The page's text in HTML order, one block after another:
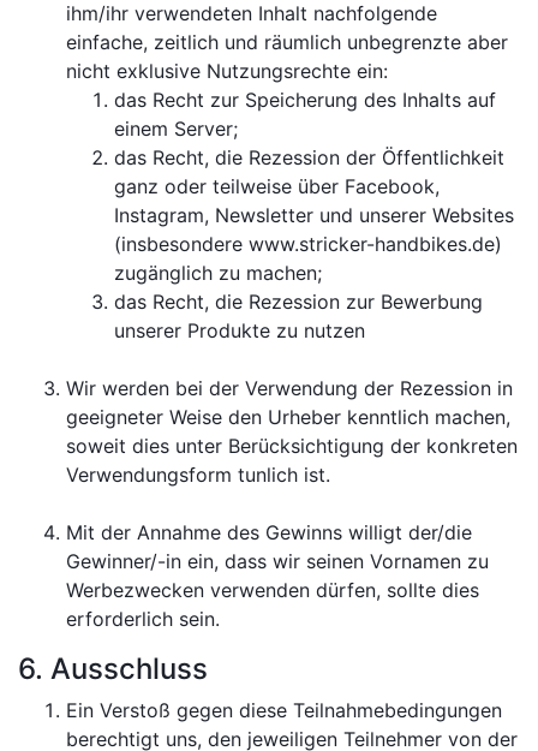
ihm/ihr verwendeten Inhalt nachfolgende
einfache, zeitlich und räumlich unbegrenzte aber
nicht exklusive Nutzungsrechte ein:
das Recht zur Speicherung des Inhalts auf
einem Server;
das Recht, die Rezession der Öffentlichkeit
ganz oder teilweise über Facebook,
Instagram, Newsletter und unserer Websites
(insbesondere www.stricker-handbikes.de)
zugänglich zu machen;
das Recht, die Rezession zur Bewerbung
unserer Produkte zu nutzen
Wir werden bei der Verwendung der Rezession in
geeigneter Weise den Urheber kenntlich machen,
soweit dies unter Berücksichtigung der konkreten
Verwendungsform tunlich ist.
Mit der Annahme des Gewinns willigt der/die
Gewinner/-in ein, dass wir seinen Vornamen zu
Werbezwecken verwenden dürfen, sollte dies
erforderlich sein.
6. Ausschluss
Ein Verstoß gegen diese Teilnahmebedingungen
berechtigt uns, den jeweiligen Teilnehmer von der